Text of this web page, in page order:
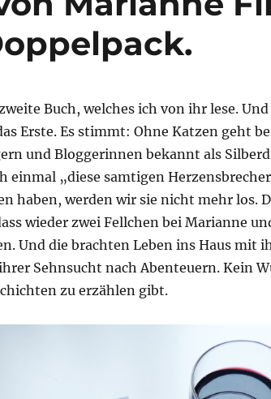
Buch, welches ich von ihr lese.
Erste. Es stimmt: Ohne Katzen geht
und Bloggerinnen bekannt als
einmal „diese samtigen
haben, werden wir sie nicht mehr los.
wieder zwei Fellchen bei Marianne
Und die brachten Leben ins Haus mit
Sehnsucht nach Abenteuern. Kein
zu erzählen gibt.